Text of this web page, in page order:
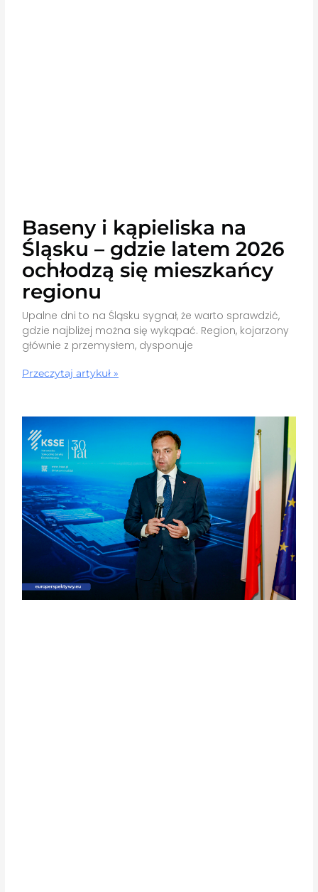
Baseny i kąpieliska na
Śląsku – gdzie latem 2026
ochłodzą się mieszkańcy
regionu
Upalne dni to na Śląsku sygnał, że warto sprawdzić,
gdzie najbliżej można się wykąpać. Region, kojarzony
głównie z przemysłem, dysponuje
Przeczytaj artykuł »